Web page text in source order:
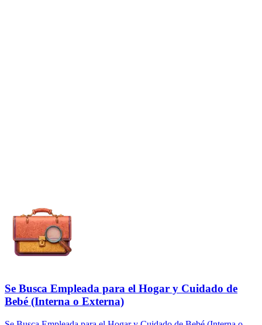
Se Busca Empleada para el Hogar y Cuidado de
Bebé (Interna o Externa)